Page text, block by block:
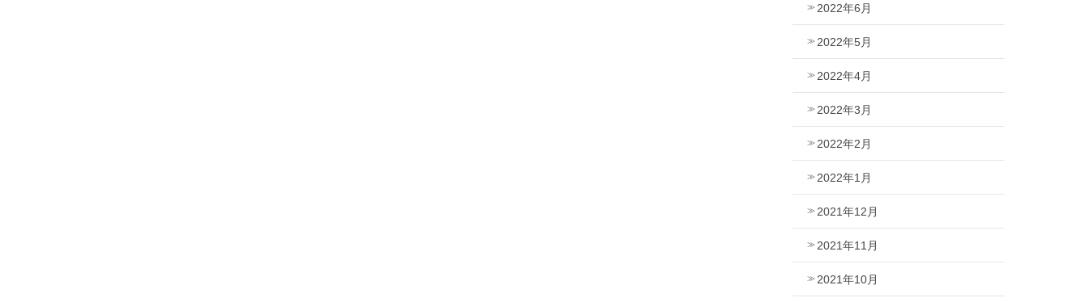
2022年6月
2022年5月
2022年4月
2022年3月
2022年2月
2022年1月
2021年12月
2021年11月
2021年10月